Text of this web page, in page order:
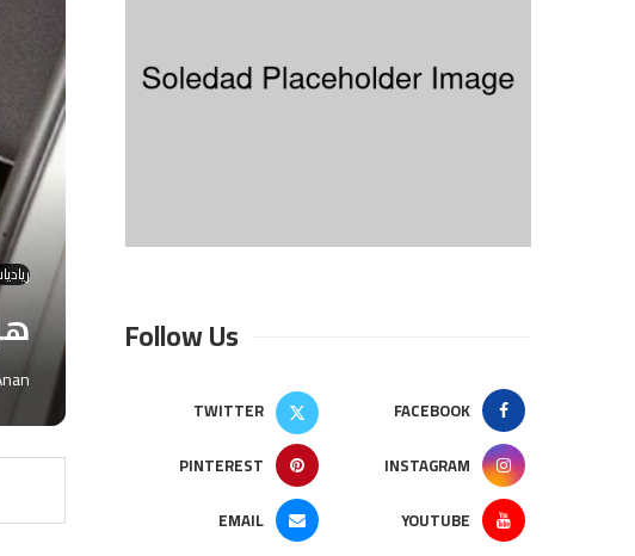
هل Follow Us
FACEBOOK
TWITTER
INSTAGRAM
PINTEREST
YOUTUBE
EMAIL